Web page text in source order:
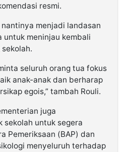
resmi.
menjadi landasan
untuk meninjau kembali
seluruh orang tua fokus
anak-anak dan berharap
egois,” tambah Rouli.
juga
sekolah untuk segera
Pemeriksaan (BAP) dan
menyeluruh terhadap